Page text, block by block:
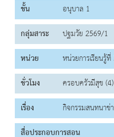
ชั้น
อนุบาล 1
กลุ่มสาระ
ปฐมวัย 2569/1
หน่วย
หน่วยการเรียนรู้
ชั่วโมง
ครอบครัวมีสุข
เรื่อง
กิจกรรมสนทนาข่
สื่อประกอบการสอน